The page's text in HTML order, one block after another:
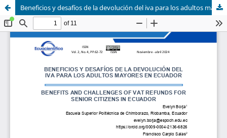
Beneficios y desafíos de la devolución del iva para los adultos mayores en Ecuador